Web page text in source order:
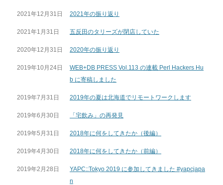
2021年12月31日 2021年の振り返り
2021年1月31日 五反田のタリーズが閉店していた
2020年12月31日 2020年の振り返り
2019年10月24日
WEB+DB PRESS Vol.113 の連載 Perl Hackers Hu
b に寄稿しました
2019年7月31日 2019年の夏は北海道でリモートワークします
2019年6月30日 「宅飲み」の再発見
2019年5月31日 2018年に何をしてきたか（後編）
2019年4月30日 2018年に何をしてきたか（前編）
2019年2月28日
YAPC::Tokyo 2019 に参加してきました #yapcjapa
n